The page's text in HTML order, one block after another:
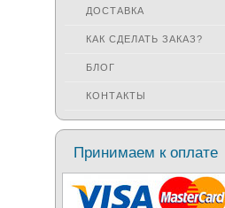
ДОСТАВКА
КАК СДЕЛАТЬ ЗАКАЗ?
БЛОГ
КОНТАКТЫ
Принимаем к оплате